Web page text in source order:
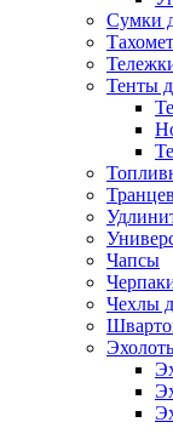
Сумки
Тенты
Чапсы
Чехлы